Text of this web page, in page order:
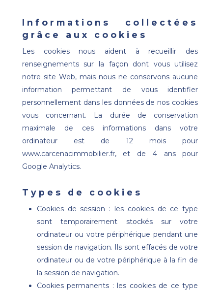
Informations collectées
grâce aux cookies
Les cookies nous aident à recueillir des
renseignements sur la façon dont vous utilisez
notre site Web, mais nous ne conservons aucune
information permettant de vous identifier
personnellement dans les données de nos cookies
vous concernant. La durée de conservation
maximale de ces informations dans votre
ordinateur est de 12 mois pour
www.carcenacimmobilier.fr, et de 4 ans pour
Google Analytics.
Types de cookies
Cookies de session : les cookies de ce type
sont temporairement stockés sur votre
ordinateur ou votre périphérique pendant une
session de navigation. Ils sont effacés de votre
ordinateur ou de votre périphérique à la fin de
la session de navigation.
Cookies permanents : les cookies de ce type